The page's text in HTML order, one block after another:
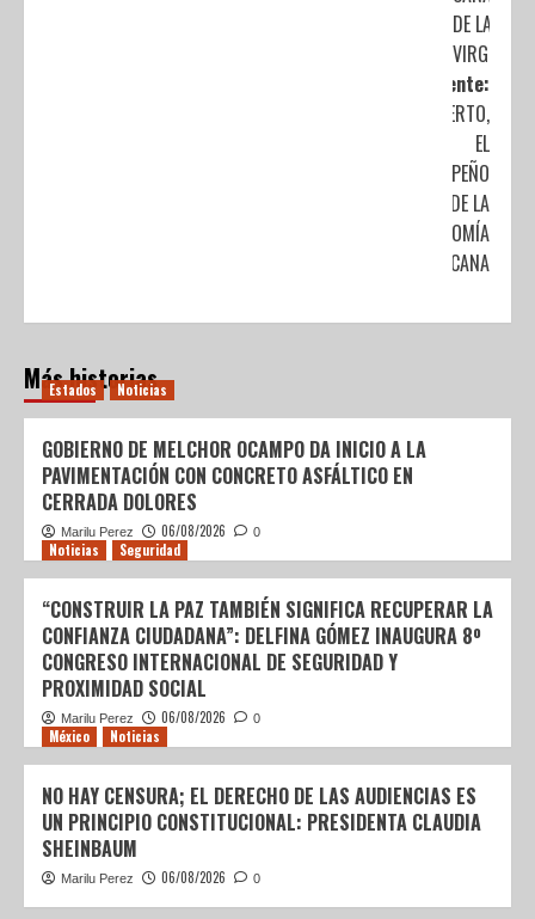
DE LA
VIRGEN
Siguiente:
INCIERTO,
EL
DESEMPEÑO
DE LA
ECONOMÍA
MEXICANA
Más historias
Estados Noticias
GOBIERNO DE MELCHOR OCAMPO DA INICIO A LA
PAVIMENTACIÓN CON CONCRETO ASFÁLTICO EN
CERRADA DOLORES
Marilu Perez 06/08/2026 0
Noticias Seguridad
“CONSTRUIR LA PAZ TAMBIÉN SIGNIFICA RECUPERAR LA
CONFIANZA CIUDADANA”: DELFINA GÓMEZ INAUGURA 8º
CONGRESO INTERNACIONAL DE SEGURIDAD Y
PROXIMIDAD SOCIAL
Marilu Perez 06/08/2026 0
México Noticias
NO HAY CENSURA; EL DERECHO DE LAS AUDIENCIAS ES
UN PRINCIPIO CONSTITUCIONAL: PRESIDENTA CLAUDIA
SHEINBAUM
Marilu Perez 06/08/2026 0